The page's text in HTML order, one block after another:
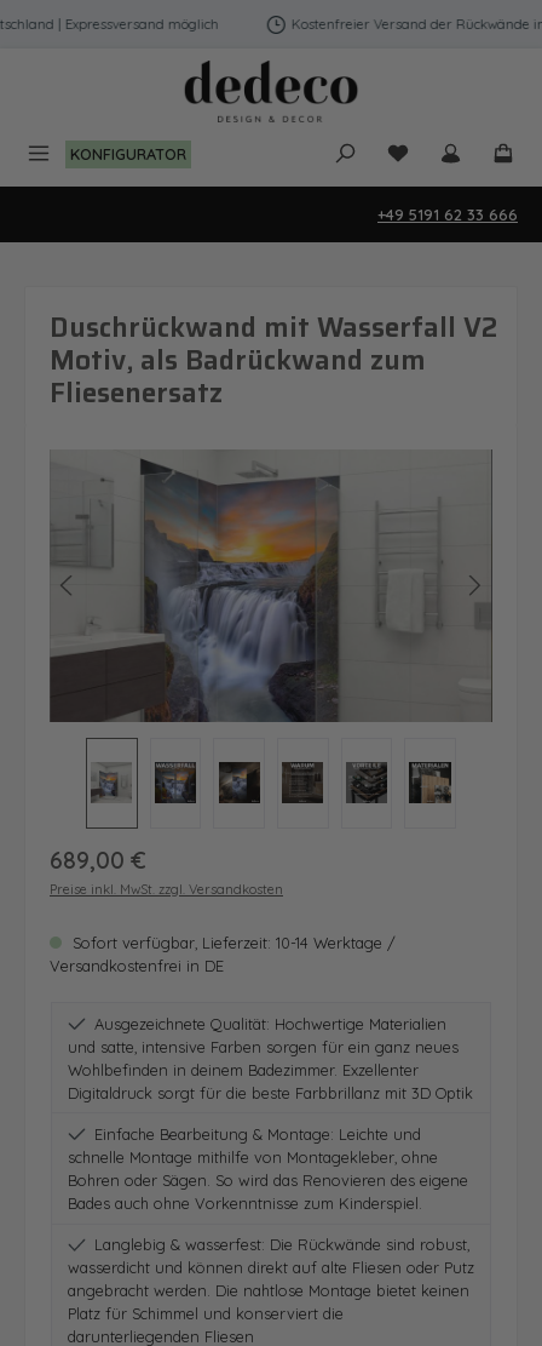
Zum Hauptinhalt springen
| Expressversand möglich Kostenfreier Versand der Rückwände in
KONFIGURATOR Du hast 0
+49 5191 62 33 666
Duschrückwand mit Wasserfall V2
Motiv, als Badrückwand zum
Fliesenersatz
Bildergalerie überspringen
Regulärer Preis:
689,00 €
Preise inkl. MwSt. zzgl. Versandkosten
Sofort verfügbar, Lieferzeit: 10-14 Werktage /
Versandkostenfrei in DE
Ausgezeichnete Qualität: Hochwertige Materialien
und satte, intensive Farben sorgen für ein ganz neues
Wohlbefinden in deinem Badezimmer. Exzellenter
Digitaldruck sorgt für die beste Farbbrillanz mit 3D Optik
Einfache Bearbeitung & Montage: Leichte und
schnelle Montage mithilfe von Montagekleber, ohne
Bohren oder Sägen. So wird das Renovieren des eigene
Bades auch ohne Vorkenntnisse zum Kinderspiel.
Langlebig & wasserfest: Die Rückwände sind robust,
wasserdicht und können direkt auf alte Fliesen oder Putz
angebracht werden. Die nahtlose Montage bietet keinen
Platz für Schimmel und konserviert die
darunterliegenden Fliesen